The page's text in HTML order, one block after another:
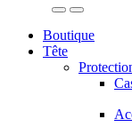
Boutique
Tête